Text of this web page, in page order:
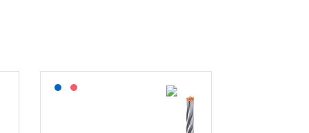
Lagerført: NEK Kabel